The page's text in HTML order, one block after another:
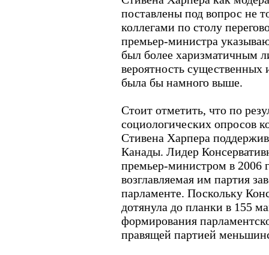
поставлены под вопрос не
коллегами по столу
премьер-министра
был более харизматичным
вероятность
была бы намного выше.
Стоит отметить, что по
социологических опросов
Стивена Харпера
Канады. Лидер
премьер-министром в 2006
возглавляемая им партия
парламенте. Поскольку
дотянула до планки в 155
формирования
правящей партией